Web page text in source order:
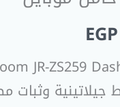
EGP
الحالي
هو:
325,00.وثبات